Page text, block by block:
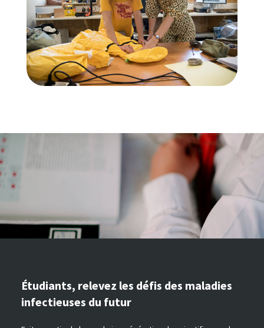
Étudiants, relevez les défis des maladies
infectieuses du futur